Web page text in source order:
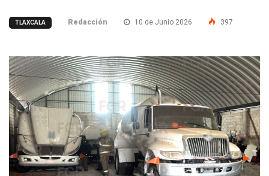
TLAXCALA Redacción 10 de Junio 2026 397